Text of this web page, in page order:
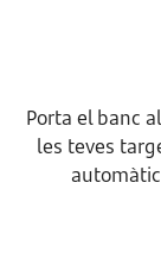
Porta el banc
les teves